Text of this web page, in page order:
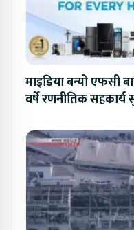
माइडिया बन्यो एफसी
वर्षे रणनीतिक